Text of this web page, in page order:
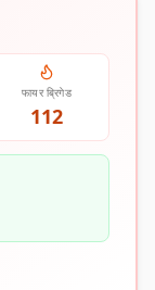
फायर ब्रिगेड
112